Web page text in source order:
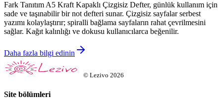
Fark Tanıtım A5 Kraft Kapaklı Çizgisiz Defter, günlük kullanım için
sade ve taşınabilir bir not defteri sunar. Çizgisiz sayfalar serbest
yazımı kolaylaştırır; spiralli bağlama sayfaların rahat çevrilmesini
sağlar. Kağıt kalınlığı ve dokusu kullanıcılarca beğenilir.
Daha fazla bilgi edinin
© Lezivo 2026
Site bölümleri